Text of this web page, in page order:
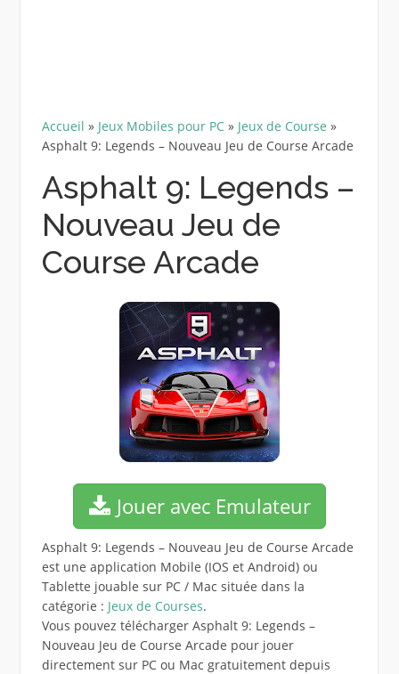
Accueil » Jeux Mobiles pour PC» Jeux de Course »
Asphalt 9: Legends – Nouveau Jeu de Course Arcade
Asphalt 9: Legends –
Nouveau Jeu de
Course Arcade
Jouer avec Emulateur
Asphalt 9: Legends – Nouveau Jeu de Course Arcade
est une application Mobile (IOS et Android) ou
Tablette jouable sur PC / Mac située dans la
catégorie : Jeux de Courses.
Vous pouvez télécharger Asphalt 9: Legends –
Nouveau Jeu de Course Arcade pour jouer
directement sur PC ou Mac gratuitement depuis